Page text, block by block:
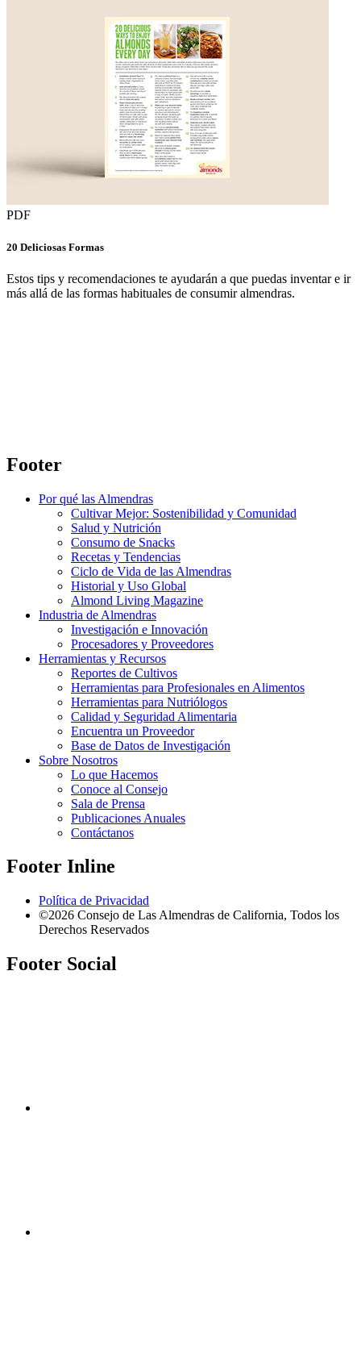
PDF
20 Deliciosas Formas
Estos tips y recomendaciones te ayudarán a que puedas inventar e ir
más allá de las formas habituales de consumir almendras.
Footer
Por qué las Almendras
Cultivar Mejor: Sostenibilidad y Comunidad
Salud y Nutrición
Consumo de Snacks
Recetas y Tendencias
Ciclo de Vida de las Almendras
Historial y Uso Global
Almond Living Magazine
Industria de Almendras
Investigación e Innovación
Procesadores y Proveedores
Herramientas y Recursos
Reportes de Cultivos
Herramientas para Profesionales en Alimentos
Herramientas para Nutriólogos
Calidad y Seguridad Alimentaria
Encuentra un Proveedor
Base de Datos de Investigación
Sobre Nosotros
Lo que Hacemos
Conoce al Consejo
Sala de Prensa
Publicaciones Anuales
Contáctanos
Footer Inline
Política de Privacidad
©2026 Consejo de Las Almendras de California, Todos los
Derechos Reservados
Footer Social